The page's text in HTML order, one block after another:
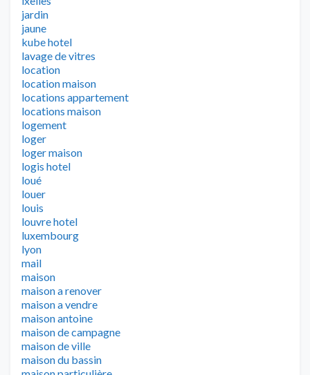
jardin
jaune
kube hotel
lavage de vitres
location
location maison
locations appartement
locations maison
logement
loger
loger maison
logis hotel
loué
louer
louis
louvre hotel
luxembourg
lyon
mail
maison
maison a renover
maison a vendre
maison antoine
maison de campagne
maison de ville
maison du bassin